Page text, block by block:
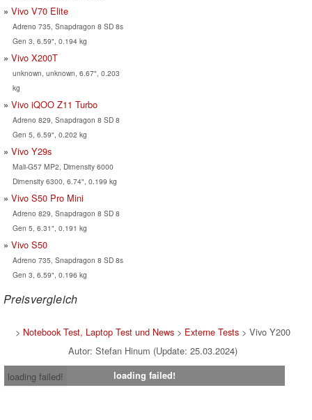
Vivo V70 Elite
Adreno 735, Snapdragon 8 SD 8s
Gen 3, 6.59", 0.194 kg
Vivo X200T
unknown, unknown, 6.67", 0.203
kg
Vivo iQOO Z11 Turbo
Adreno 829, Snapdragon 8 SD 8
Gen 5, 6.59", 0.202 kg
Vivo Y29s
Mali-G57 MP2, Dimensity 6000
Dimensity 6300, 6.74", 0.199 kg
Vivo S50 Pro Mini
Adreno 829, Snapdragon 8 SD 8
Gen 5, 6.31", 0.191 kg
Vivo S50
Adreno 735, Snapdragon 8 SD 8s
Gen 3, 6.59", 0.196 kg
Preisvergleich
> Notebook Test, Laptop Test und News> Externe Tests> Vivo Y200
Autor: Stefan Hinum (Update: 25.03.2024)
loading failed!
loading failed!